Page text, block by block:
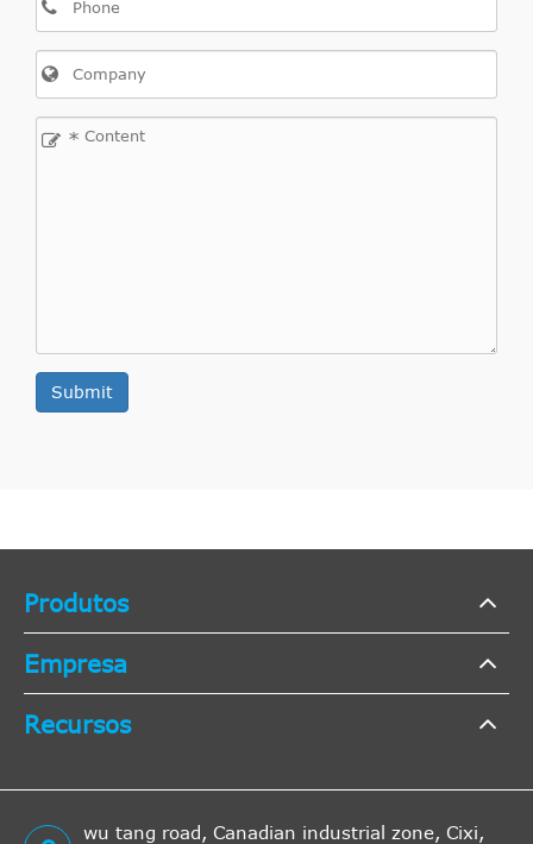
*
Submit
Produtos
Empresa
Recursos
wu tang road, Canadian industrial zone, Cixi,